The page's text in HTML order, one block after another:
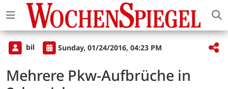
bil Sunday, 01/24/2016, 04:23 PM
Mehrere Pkw-Aufbrüche in